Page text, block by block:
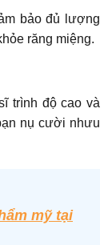
bảo đủ lượng
răng miệng.
trình độ cao và
nụ cười nhưu
mỹ tại